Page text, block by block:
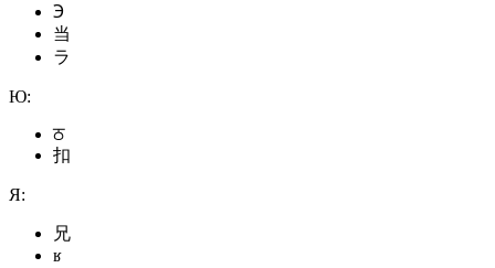
℈
当
ラ
Ю:
ਠ
扣
Я:
兄
ʁ